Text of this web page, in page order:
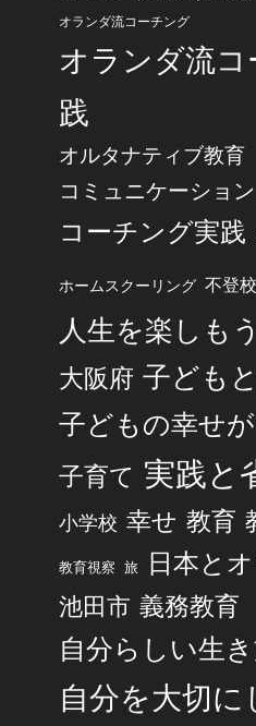
オランダ流コーチング
オランダ流
践
オルタナティブ教育
コミュニケーション
コーチング実践
ホームスクーリング 不登校
人生を楽しもう
大阪府 子ども
子どもの幸せ
子育て 実践と
小学校 幸せ 教育
教育視察 旅 日本と
池田市 義務教育
自分らしい生
自分を大切